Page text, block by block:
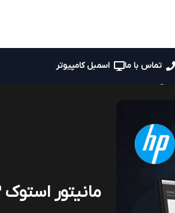
تماس با ما اسمبل کامپیوتر
مانیتور استوک HP مدل z22ng2